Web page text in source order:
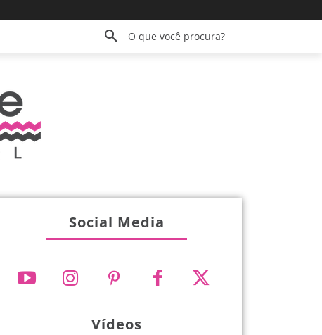
O que você procura?
Social Media
Vídeos